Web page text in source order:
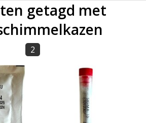
getagd met
2